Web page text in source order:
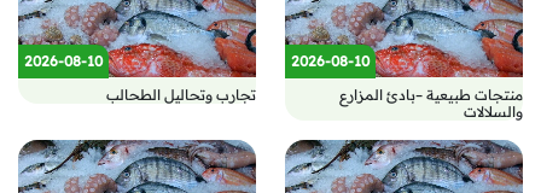
2026-08-10
منتجات طبيعية –بادئ المزارع
والسلالات
2026-08-10
تجارب وتحاليل الطحالب